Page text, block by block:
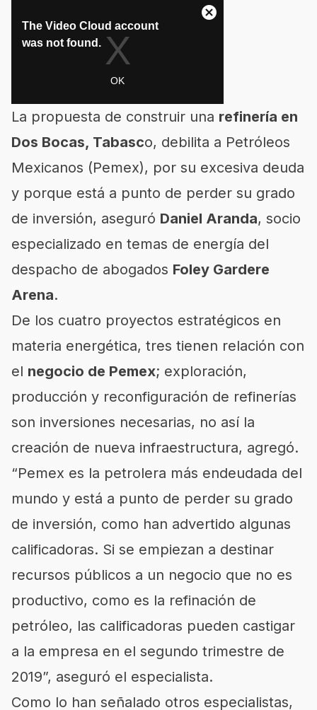
La propuesta de construir una refinería en
Dos Bocas, Tabasco, debilita a Petróleos
Mexicanos (Pemex), por su excesiva deuda
y porque está a punto de perder su grado
de inversión, aseguró Daniel Aranda, socio
especializado en temas de energía del
despacho de abogados Foley Gardere
Arena.
De los cuatro proyectos estratégicos en
materia energética, tres tienen relación con
el negocio de Pemex; exploración,
producción y reconfiguración de refinerías
son inversiones necesarias, no así la
creación de nueva infraestructura, agregó.
“Pemex es la petrolera más endeudada del
mundo y está a punto de perder su grado
de inversión, como han advertido algunas
calificadoras. Si se empiezan a destinar
recursos públicos a un negocio que no es
productivo, como es la refinación de
petróleo, las calificadoras pueden castigar
a la empresa en el segundo trimestre de
2019”, aseguró el especialista.
Como lo han señalado otros especialistas,